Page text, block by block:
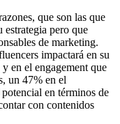
que son las que
estrategia pero que
de marketing.
impactará en su
en el engagement que
un 47% en el
en términos de
con contenidos